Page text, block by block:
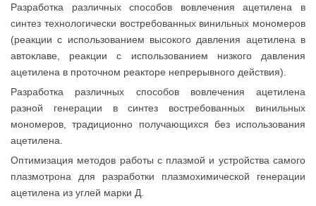
Разработка различных способов вовлечения ацетилена в
синтез технологически востребованных винильных мономеров
(реакции с использованием высокого давления ацетилена в
автоклаве, реакции с использованием низкого давления
ацетилена в проточном реакторе непрерывного действия).
Разработка различных способов вовлечения ацетилена
разной генерации в синтез востребованных винильных
мономеров, традиционно получающихся без использования
ацетилена.
Оптимизация методов работы с плазмой и устройства самого
плазмотрона для разработки плазмохимической генерации
ацетилена из углей марки Д.